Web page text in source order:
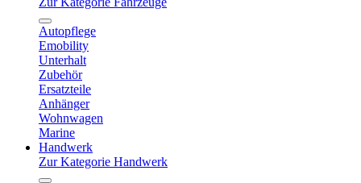
Autopflege
Emobility
Unterhalt
Zubehör
Ersatzteile
Anhänger
Wohnwagen
Marine
Handwerk
Zur Kategorie Handwerk